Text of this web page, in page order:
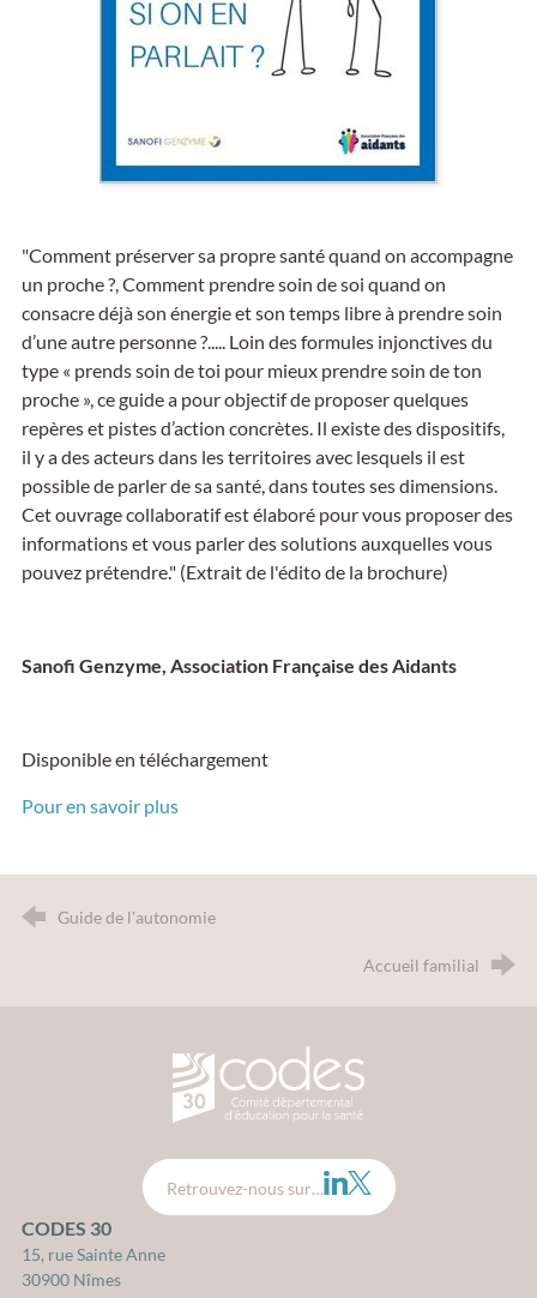
"Comment préserver sa propre santé quand on accompagne
un proche ?, Comment prendre soin de soi quand on
consacre déjà son énergie et son temps libre à prendre soin
d’une autre personne ?..... Loin des formules injonctives du
type « prends soin de toi pour mieux prendre soin de ton
proche », ce guide a pour objectif de proposer quelques
repères et pistes d’action concrètes. Il existe des dispositifs,
il y a des acteurs dans les territoires avec lesquels il est
possible de parler de sa santé, dans toutes ses dimensions.
Cet ouvrage collaboratif est élaboré pour vous proposer des
informations et vous parler des solutions auxquelles vous
pouvez prétendre." (Extrait de l'édito de la brochure)
Sanofi Genzyme, Association Française des Aidants
Disponible en téléchargement
Pour en savoir plus
Guide de l'autonomie
Accueil familial
CODES 30 - Comité
Retrouvez-nous sur… LinkedIn
Twitter
CODES 30
15, rue Sainte Anne
30900 Nîmes